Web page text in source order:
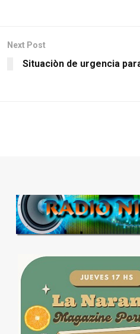
Next Post
Situaciòn de urgencia